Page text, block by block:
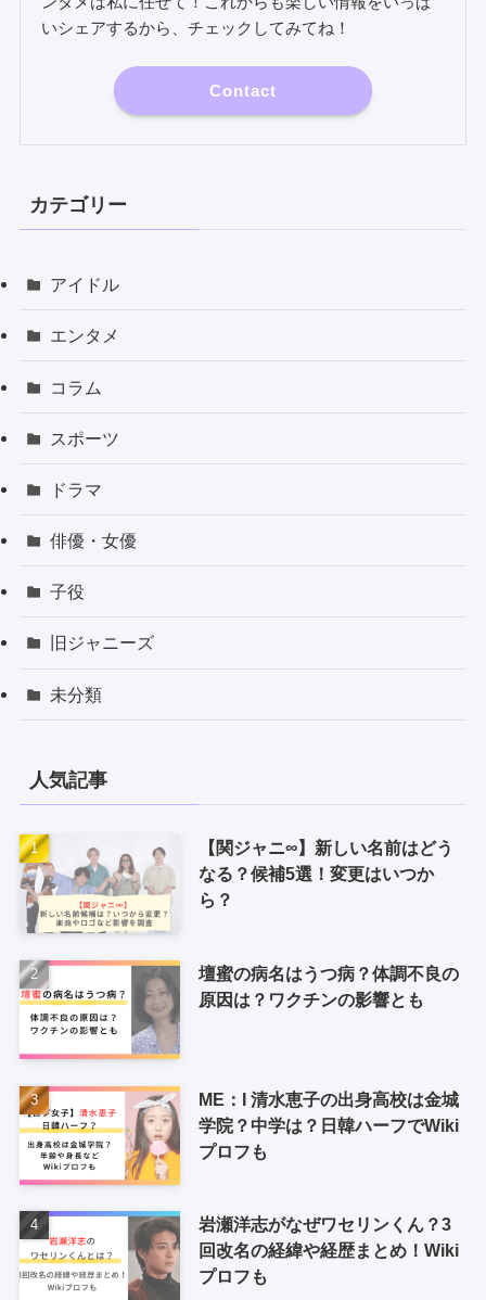
いシェアするから、チェックしてみてね！
Contact
カテゴリー
アイドル
エンタメ
コラム
スポーツ
ドラマ
俳優・女優
子役
旧ジャニーズ
未分類
人気記事
【関ジャニ∞】新しい名前はどう
なる？候補5選！変更はいつか
ら？
壇蜜の病名はうつ病？体調不良の
原因は？ワクチンの影響とも
ME：I 清水恵子の出身高校は金城
学院？中学は？日韓ハーフでWiki
プロフも
岩瀬洋志がなぜワセリンくん？3
回改名の経緯や経歴まとめ！Wiki
プロフも